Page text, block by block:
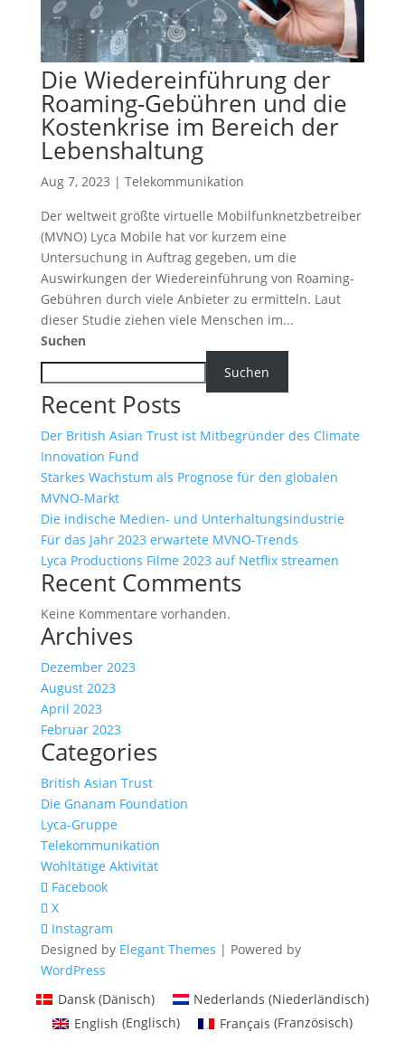
Die Wiedereinführung der
Roaming-Gebühren und die
Kostenkrise im Bereich der
Lebenshaltung
Aug 7, 2023 | Telekommunikation
Der weltweit größte virtuelle Mobilfunknetzbetreiber
(MVNO) Lyca Mobile hat vor kurzem eine
Untersuchung in Auftrag gegeben, um die
Auswirkungen der Wiedereinführung von Roaming-
Gebühren durch viele Anbieter zu ermitteln. Laut
dieser Studie ziehen viele Menschen im...
Suchen
Suchen
Recent Posts
Der British Asian Trust ist Mitbegründer des Climate
Innovation Fund
Starkes Wachstum als Prognose für den globalen
MVNO-Markt
Die indische Medien- und Unterhaltungsindustrie
Für das Jahr 2023 erwartete MVNO-Trends
Lyca Productions Filme 2023 auf Netflix streamen
Recent Comments
Keine Kommentare vorhanden.
Archives
Dezember 2023
August 2023
April 2023
Februar 2023
Categories
British Asian Trust
Die Gnanam Foundation
Lyca-Gruppe
Telekommunikation
Wohltätige Aktivität
Facebook
X
Instagram
Designed by Elegant Themes | Powered by
WordPress
Dansk(Dänisch) Nederlands (Niederländisch)
English (Englisch) Français (Französisch)